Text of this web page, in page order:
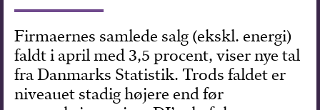
Firmaernes samlede salg (ekskl. energi)
faldt i april med 3,5 procent, viser nye tal
fra Danmarks Statistik. Trods faldet er
niveauet stadig højere end før